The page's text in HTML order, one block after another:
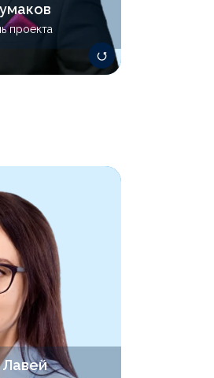
95
проекта
трудового
спорах. Имеет
Diligence)
IT-